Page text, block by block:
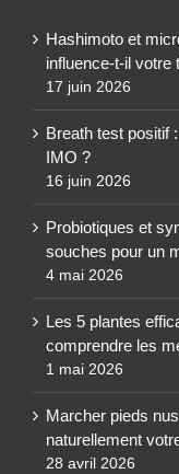
Hashimoto et
influence-t-il votre
17 juin 2026
Breath test positif
IMO ?
16 juin 2026
Probiotiques et
souches pour un
4 mai 2026
Les 5 plantes
comprendre les
1 mai 2026
Marcher pieds
naturellement
28 avril 2026